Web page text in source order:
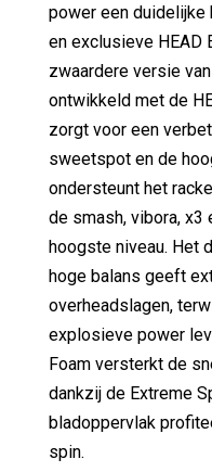
power een
en exclusieve HEAD
zwaardere versie
ontwikkeld met de
zorgt voor een
sweetspot en de
ondersteunt het
de smash, vibora,
hoogste niveau. Het
hoge balans geeft
overheadslagen,
explosieve power
Foam versterkt de
dankzij de Extreme
bladoppervlak
spin.